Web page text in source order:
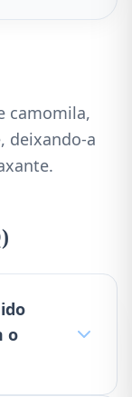
camomila,
deixando-a
o